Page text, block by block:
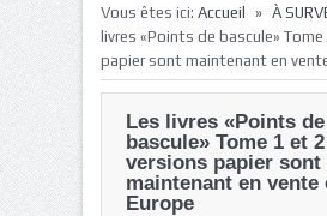
Vous êtes ici: Accueil » À
livres «Points de bascule»
papier sont maintenant en
Les livres «Points de
bascule» Tome 1 et 2
versions papier sont
maintenant en vente
Europe